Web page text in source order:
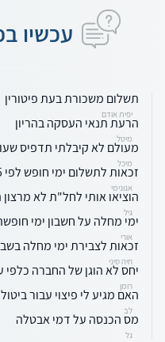
עכשיו
תשלום משכורת בעת פיטורין
יפית אודם
הרעת תנאי העסקה בהריון
מיטל
מעולם לא קיבלתי תדפיס
מיכל
זכאות לתשלום ימי חופש לפי 5 או 8 שעות?
אנונימי
הוציאו אותי לחל"ת לא
גיל
ימי מחלה על חשבון ימי
אורי
זכאות לצבירת ימי מחלה
חיה סיני
יחס לא הוגן של החברה כלפי
רומן
האם מגיע לי פיצוי עבור
לב
מס הכנסה על דמי אבטלה
גל